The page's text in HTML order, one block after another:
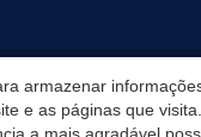
armazenar
e as páginas que